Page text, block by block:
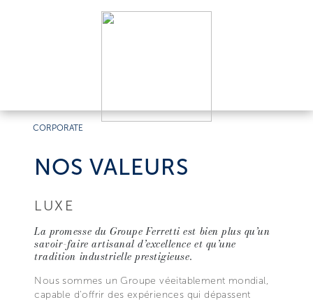
CORPORATE
NOS VALEURS
LUXE
La promesse du Groupe Ferretti est bien plus qu’un
savoir-faire artisanal d’excellence et qu’une
tradition industrielle prestigieuse.
Nous sommes un Groupe véeitablement mondial,
capable d'offrir des expériences qui dépassent